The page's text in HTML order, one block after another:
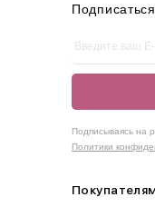
42-50
Как правильно
Измеряется по
Подписываясь на
Политики